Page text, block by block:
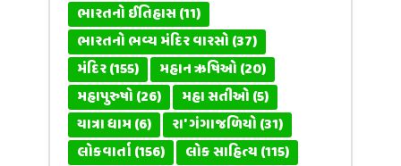
ભારતનો ઈતિહાસ(11)
ભારતનો ભવ્ય મંદિર વારસો(37)
મંદિર(155) મહાન ઋષિઓ(20)
મહાપુરુષો(26) મહા સતીઓ(5)
યાત્રા ધામ(6) રા' ગંગાજળિયો(31)
લોકવાર્તા(156) લોક સાહિત્ય(115)